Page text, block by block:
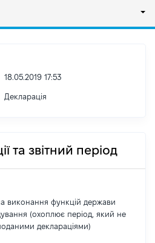
18.05.2019 17:53
Декларація
та звітний період
виконання функцій держави
(охоплює період, який не
деклараціями)